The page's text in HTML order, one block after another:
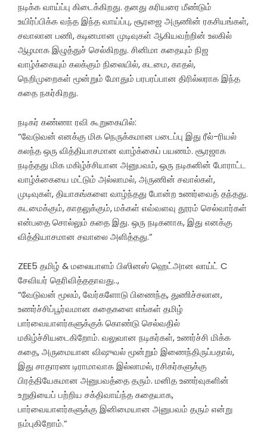
நடிக்க வாய்ப்பு கிடைக்கிறது. தனது கரியரை மீண்டும்
உயிர்ப்பிக்க வந்த இந்த வாய்ப்பு, சூரஜை அருணின் ரகசியங்கள்,
சவாலான பணி, கடினமான முடிவுகள் ஆகியவற்றின் உலகில்
ஆழமாக இழுத்துச் செல்கிறது. சினிமா கதையும் நிஜ
வாழ்க்கையும் கலக்கும் நிலையில், கடமை, காதல்,
நெறிமுறைகள் மூன்றும் மோதும் பரபரப்பான திரில்லராக இந்த
கதை நகர்கிறது.
நடிகர் கண்ணா ரவி கூறுகையில்:
“வேடுவன் எனக்கு மிக நெருக்கமான படைப்பு இது ரீல்-ரியல்
கலந்த ஒரு வித்தியாசமான வாழ்க்கைப் பயணம். சூரஜாக
நடித்தது மிக மகிழ்ச்சியான அனுபவம், ஒரு நடிகனின் போராட்ட
வாழ்க்கையை மட்டும் அல்லாமல், அருணின் சவால்கள்,
முடிவுகள், தியாகங்களை வாழ்ந்தது போன்ற உணர்வைத் தந்தது.
கடமைக்கும், காதலுக்கும், மக்கள் எவ்வளவு தூரம் செல்வார்கள்
என்பதை சொல்லும் கதை இது. ஒரு நடிகனாக, இது எனக்கு
வித்தியாசமான சவாலை அளித்தது.”
ZEE5 தமிழ் & மலையாளம் பிஸினஸ் ஹெட்அான லாய்ட் C
சேவியர் தெரிவித்ததாவது..,
“வேடுவன் மூலம், வேர்களோடு பிணைந்த, துணிச்சலான,
உணர்ச்சிப்பூர்வமான கதைகளை எங்கள் தமிழ்
பார்வையாளர்களுக்குக் கொண்டு செல்வதில்
மகிழ்ச்சியடைகிறோம். வலுவான நடிகர்கள், உணர்ச்சி மிக்க
கதை, அருமையான விஷுவல் மூன்றும் இணைந்திருப்பதால்,
இது சாதாரண டிராமாவாக இல்லாமல், ரசிகர்களுக்கு
பிரத்தியேகமான அனுபவத்தை தரும். மனித உணர்வுகளின்
உறுதியைப் பற்றிய சக்திவாய்ந்த கதையாக,
பார்வையாளர்களுக்கு இனிமையான அனுபவம் தரும் என்று
நம்புகிறோம்.”